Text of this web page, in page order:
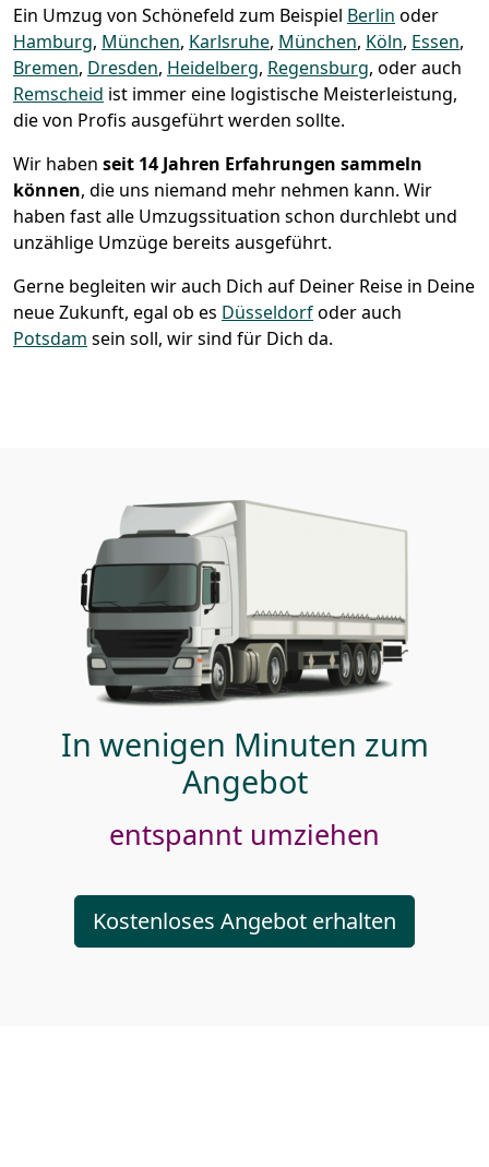
Ein Umzug von Schönefeld zum Beispiel Berlin oder
Hamburg, München, Karlsruhe, München, Köln, Essen,
Bremen, Dresden, Heidelberg, Regensburg, oder auch
Remscheid ist immer eine logistische Meisterleistung,
die von Profis ausgeführt werden sollte.
Wir haben seit 14 Jahren Erfahrungen sammeln
können, die uns niemand mehr nehmen kann. Wir
haben fast alle Umzugssituation schon durchlebt und
unzählige Umzüge bereits ausgeführt.
Gerne begleiten wir auch Dich auf Deiner Reise in Deine
neue Zukunft, egal ob es Düsseldorfoder auch
Potsdam sein soll, wir sind für Dich da.
In wenigen Minuten zum
Angebot
entspannt umziehen
Kostenloses Angebot erhalten